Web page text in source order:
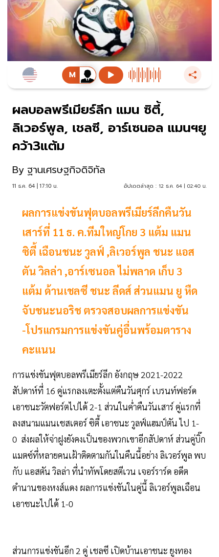
ผลบอลพรีเมียร์ลีก แมน ซิตี้,
ลิเวอร์พูล​, เชลซี, อาร์เซนอล แมนฯยู
คว้า3แต้ม
By ฐานเศรษฐกิจดิจิทัล
11 ธ.ค. 64 | 17:10 น. อัปเดตล่าสุด : 12 ธ.ค. 64 | 02:40 น.
ผลการแข่งขันฟุตบอลพรีเมียร์ลีกคืนวัน
เสาร์ที่ 11 ธ. ค.ทีมใหญ่โกย 3 แต้ม แมน
ซิตี้ เฉือนชนะ วูลฟ์ ,ลิเวอร์พูล ชนะ แอส
ตัน วิลล่า ,อาร์เซนอล ไม่พลาด เก็บ 3
แต้ม ด้านเชลซี ชนะ ลีดส์ ส่วนแมน ยู หืด
จับชนะนอริช ตรวจสอบผลการแข่งขัน​
-โปรแกรมการแข่งขันคู่อื่นพร้อมตาราง
คะแนน
การแข่งขันฟุตบอลพรีเมียร์ลีก อังกฤษ 2021-2022
สัปดาห์ที่ 16 คู่แรกลงเตะตั้งแต่คืนวันศุกร์ เบรนท์ฟอร์ด
เอาชนะวัตฟอร์ตไปได้ 2-1 ส่วนในค่ำคืนวันเสาร์ คู่แรกที่
ลงสนามแมนเชสเตอร์ ซิตี้ เอาชนะ วูลฟ์แฮมป์ตัน ไป 1-
0 ส่งผลให้จ่าฝูงยังคงเป็นของพวกเขาอีกสัปดาห์ ส่วนคู่บิ๊ก
แมตซ์ที่หลายคนเฝ้าติดตามกันในคืนนี้อย่าง ลิเวอร์พูล พบ
กับ แอสตัน วิลล่า ที่นำทัพโดยสตีเวน เจอร์ราร์ด อดีต
ตำนานของหงส์แดง ผลการแข่งขันในคู่นี้ ลิเวอร์พูล​เฉือน
เอาชนะไปได้ 1-0
ส่วนการแข่งขันอีก 2 คู่ เชลซี เปิดบ้านเอาชนะ ยูงทอง